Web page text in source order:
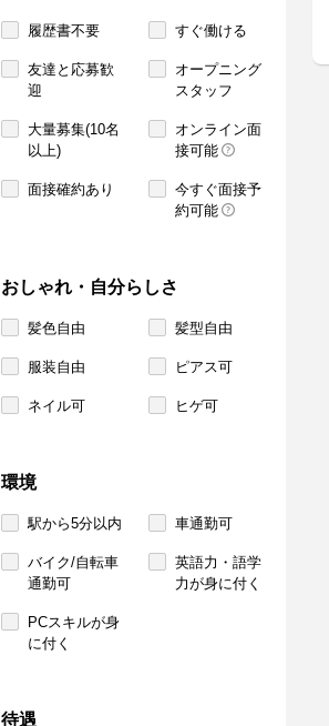
履歴書不要 すぐ働ける
友達と応募歓
迎
オープニング
スタッフ
大量募集(10名
以上)
オンライン面
接可能
面接確約あり
今すぐ面接予
約可能
おしゃれ・自分らしさ
髪色自由 髪型自由
服装自由 ピアス可
ネイル可 ヒゲ可
環境
駅から5分以内 車通勤可
バイク/自転車
通勤可
英語力・語学
力が身に付く
PCスキルが身
に付く
待遇